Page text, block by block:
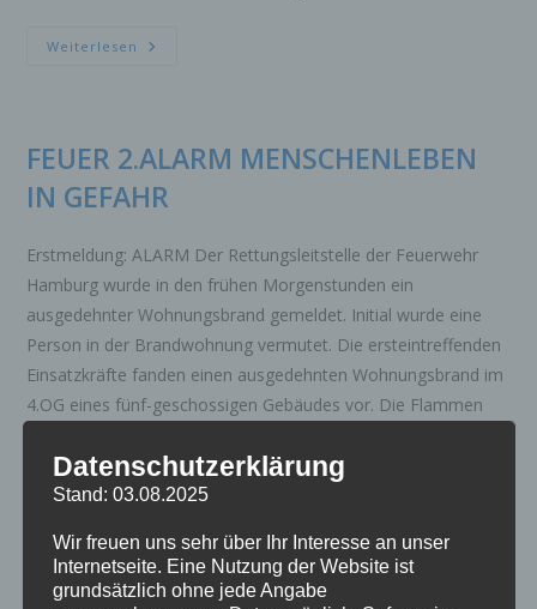
Weiterlesen FEUER
FEUER 2.ALARM MENSCHENLEBEN
IN GEFAHR
Erstmeldung: ALARM Der Rettungsleitstelle der Feuerwehr
Hamburg wurde in den frühen Morgenstunden ein
ausgedehnter Wohnungsbrand gemeldet. Initial wurde eine
Person in der Brandwohnung vermutet. Die ersteintreffenden
Einsatzkräfte fanden einen ausgedehnten Wohnungsbrand im
4.OG eines fünf-geschossigen Gebäudes vor. Die Flammen
WeiterlesenFEUER
IN
GEFAHR
Datenschutzerklärung
Stand: 03.08.2025
Wir freuen uns sehr über Ihr Interesse an unser
Internetseite. Eine Nutzung der Website ist
grundsätzlich ohne jede Angabe